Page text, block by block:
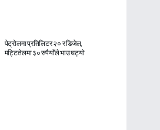
पेट्रोलमा प्रतिलिटर २० र डिजेल,
मट्टितेलमा ३० रुपैयाँले भाउ घट्यो